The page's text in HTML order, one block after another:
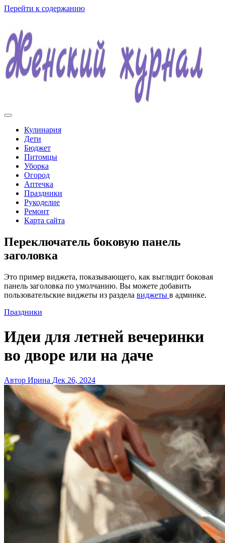
Перейти к содержанию
Женский журнал
Кулинария
Дети
Бюджет
Питомцы
Уборка
Огород
Аптечка
Праздники
Рукоделие
Ремонт
Карта сайта
Переключатель боковую панель
заголовка
Это пример виджета, показывающего, как выглядит боковая
панель заголовка по умолчанию. Вы можете добавить
пользовательские виджеты из раздела виджеты в админке.
Праздники
Идеи для летней вечеринки
во дворе или на даче
Автор Ирина Дек 26, 2024